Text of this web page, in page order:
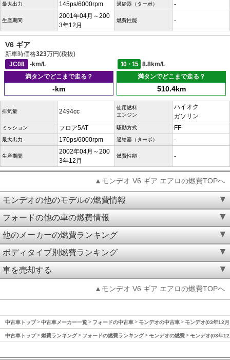
最大出力 145ps/6000rpm 過給器（ターボ） -
生産期間
2001年04月～200
3年12月
燃費性能 -
V6 ギア
新車時価格323万円(税抜)
JC08
-km/L 10・15
8.8km/L
満タンでどこまで走る？
-km
満タンでどこまで走る？
510.4km
排気量 2494cc
使用燃料
エンジン
ハイオク
ガソリン
ミッション フロア5AT 駆動方式 FF
最大出力 170ps/6000rpm 過給器（ターボ） -
生産期間
2002年04月～200
3年12月
燃費性能 -
▲モンデオ V6 ギア エアロの燃費TOPへ
モンデオの他のモデルの燃費情報
フォードの他の車の燃費情報
他のメーカーの燃費ランキング
ボディタイプ別燃費ランキング
車を売却する
▲モンデオ V6 ギア エアロの燃費TOPへ
中古車トップ 中古車メーカー一覧 フォードの中古車 モンデオの中古車 モンデオ(03年12
中古車トップ 燃費ランキング フォードの燃費ランキング モンデオの燃費 モンデオ(03年